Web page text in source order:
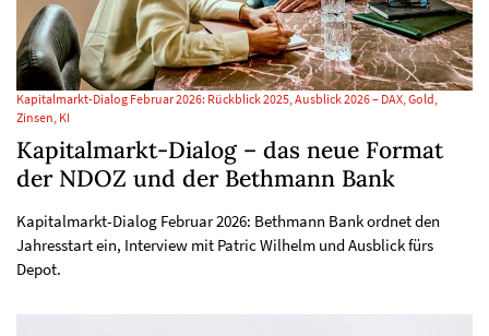
Kapitalmarkt-Dialog Februar 2026: Rückblick 2025, Ausblick 2026 – DAX, Gold,
Zinsen, KI
Kapitalmarkt-Dialog – das neue Format
der NDOZ und der Bethmann Bank
Kapitalmarkt-Dialog Februar 2026: Bethmann Bank ordnet den
Jahresstart ein, Interview mit Patric Wilhelm und Ausblick fürs
Depot.